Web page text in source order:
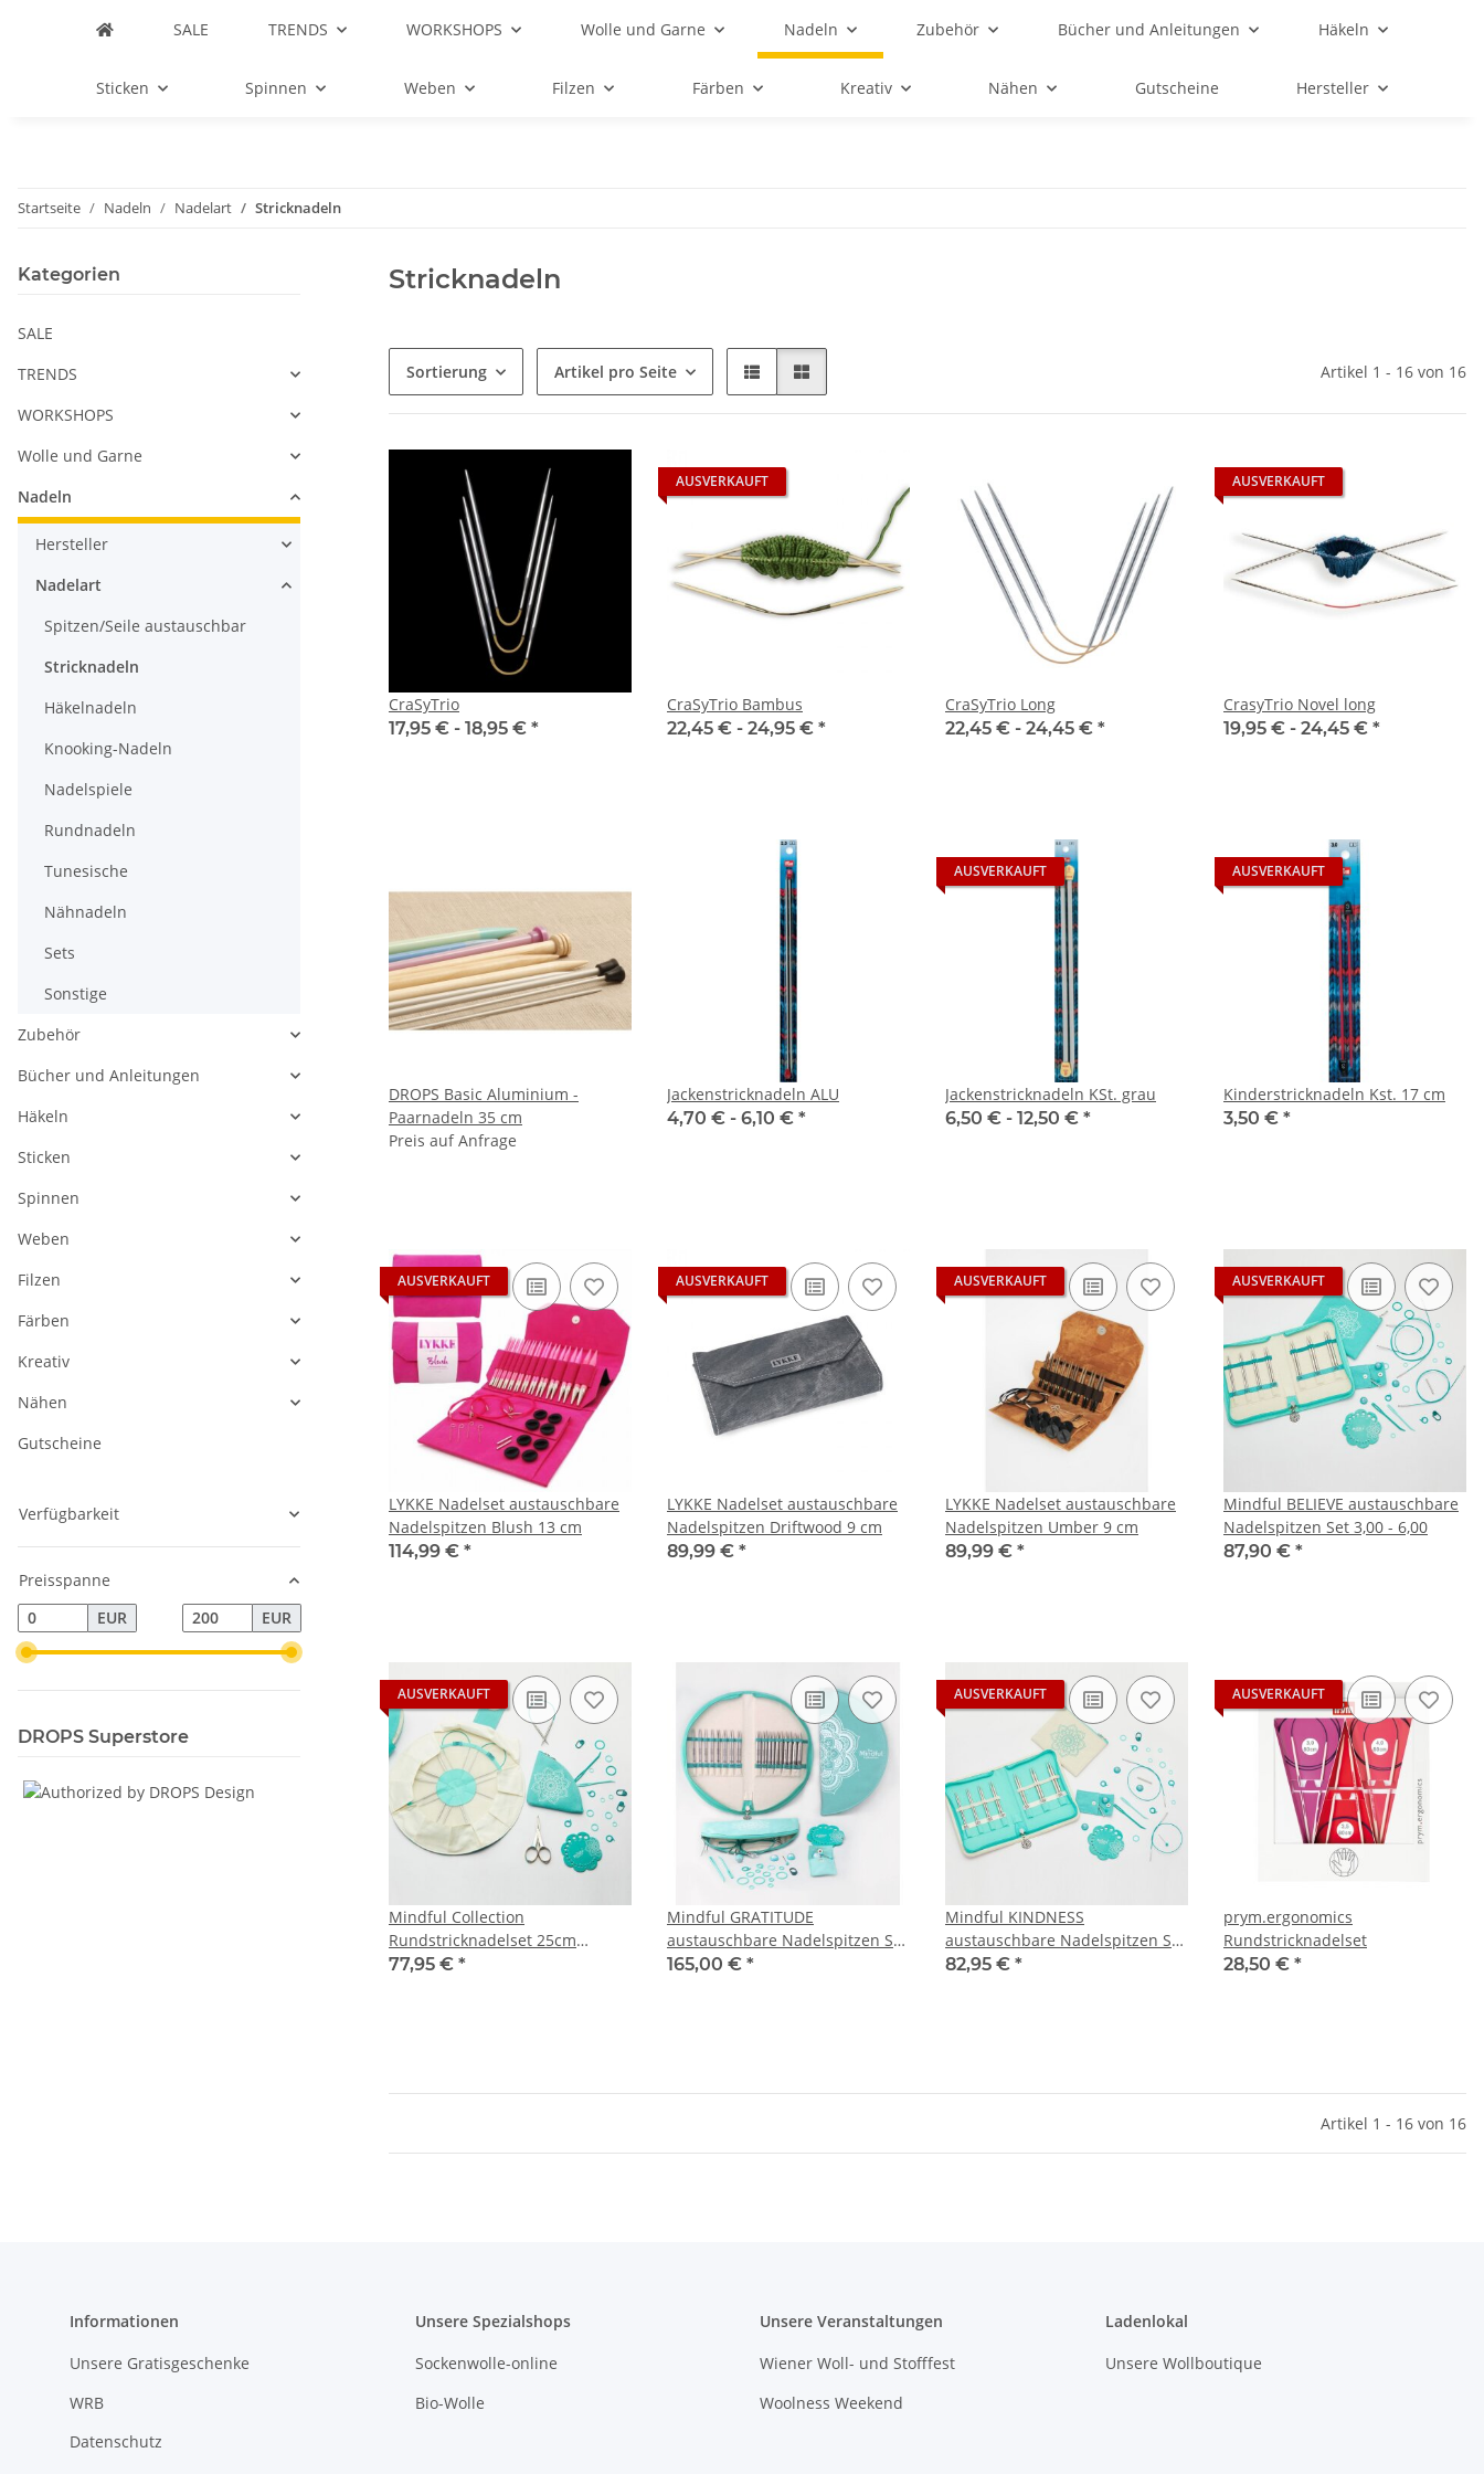
SALE TRENDS WORKSHOPS Wolle und Garne Nadeln Zubehör Bücher und Anleitungen Häkeln
Sticken Spinnen Weben Filzen Färben Kreativ Nähen Gutscheine Hersteller
Startseite Nadeln Nadelart Stricknadeln
Stricknadeln
Sortierung Artikel pro Seite Artikel 1 - 16 von 16
CraSyTrio
17,95 € - 18,95 € *
AUSVERKAUFT
CraSyTrio Bambus
22,45 € - 24,95 € *
CraSyTrio Long
22,45 € - 24,45 € *
AUSVERKAUFT
CrasyTrio Novel long
19,95 € - 24,45 € *
DROPS Basic Aluminium -
Paarnadeln 35 cm
Preis auf Anfrage
Jackenstricknadeln ALU
4,70 € - 6,10 € *
AUSVERKAUFT
Jackenstricknadeln KSt. grau
6,50 € - 12,50 € *
AUSVERKAUFT
Kinderstricknadeln Kst. 17 cm
3,50 € *
AUSVERKAUFT
LYKKE Nadelset austauschbare
Nadelspitzen Blush 13 cm
114,99 € *
AUSVERKAUFT
LYKKE Nadelset austauschbare
Nadelspitzen Driftwood 9 cm
89,99 € *
AUSVERKAUFT
LYKKE Nadelset austauschbare
Nadelspitzen Umber 9 cm
89,99 € *
AUSVERKAUFT
Mindful BELIEVE austauschbare
Nadelspitzen Set 3,00 - 6,00
87,90 € *
AUSVERKAUFT
Mindful Collection
Rundstricknadelset 25cm
EXPLORE
77,95 € *
Mindful GRATITUDE
austauschbare Nadelspitzen Set
3,00 - 12,00
165,00 € *
AUSVERKAUFT
Mindful KINDNESS
austauschbare Nadelspitzen Set
3,00 - 6,00 - 10cm kurz
82,95 € *
AUSVERKAUFT
prym.ergonomics
Rundstricknadelset
28,50 € *
Artikel 1 - 16 von 16
Kategorien
SALE
TRENDS
WORKSHOPS
Wolle und Garne
Nadeln
Hersteller
Nadelart
Spitzen/Seile austauschbar
Stricknadeln
Häkelnadeln
Knooking-Nadeln
Nadelspiele
Rundnadeln
Tunesische
Nähnadeln
Sets
Sonstige
Zubehör
Bücher und Anleitungen
Häkeln
Sticken
Spinnen
Weben
Filzen
Färben
Kreativ
Nähen
Gutscheine
Verfügbarkeit
Preisspanne
EUR
EUR
DROPS Superstore
Informationen
Unsere Gratisgeschenke
WRB
Datenschutz
Unsere Spezialshops
Sockenwolle-online
Bio-Wolle
Unsere Veranstaltungen
Wiener Woll- und Stofffest
Woolness Weekend
Ladenlokal
Unsere Wollboutique